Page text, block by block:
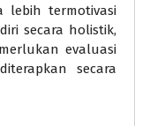
lebih termotivasi
secara holistik,
evaluasi
secara